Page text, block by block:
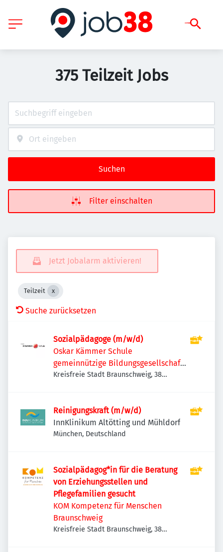
375 Teilzeit Jobs
Suchen
Filter einschalten
Jetzt Jobalarm aktivieren!
Teilzeit
Suche zurücksetzen
Sozialpädagoge (m/w/d)
Oskar Kämmer Schule
gemeinnützige Bildungsgesellschaft
mbH
Kreisfreie Stadt Braunschweig, 38
Reinigungskraft (m/w/d)
InnKlinikum Altötting und Mühldorf
München, Deutschland
Sozialpädagog*in für die Beratung
von Erziehungsstellen und
Pflegefamilien gesucht
KOM Kompetenz für Menschen
Braunschweig
Kreisfreie Stadt Braunschweig, 38